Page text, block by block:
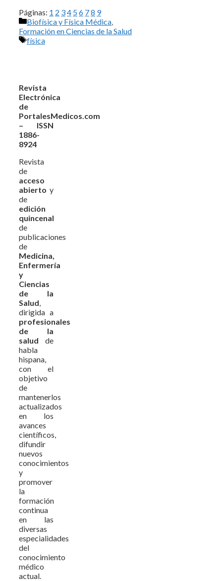
Páginas: 1 2 34 56 78 9
Categorías
Biofísica y Física Médica,
Formación en Ciencias de la Salud
Etiquetas
física
Revista
Electrónica
de
PortalesMedicos.com
– ISSN
1886-
8924
Revista
de
acceso
abierto y
de
edición
quincenal
de
publicaciones
de
Medicina,
Enfermería
y
Ciencias
de la
Salud,
dirigida a
profesionales
de la
salud de
habla
hispana,
con el
objetivo
de
mantenerlos
actualizados
en los
avances
científicos,
difundir
nuevos
conocimientos
y
promover
la
formación
continua
en las
diversas
especialidades
del
conocimiento
médico
actual.